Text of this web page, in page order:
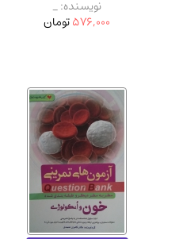
نویسنده: _
576,000تومان